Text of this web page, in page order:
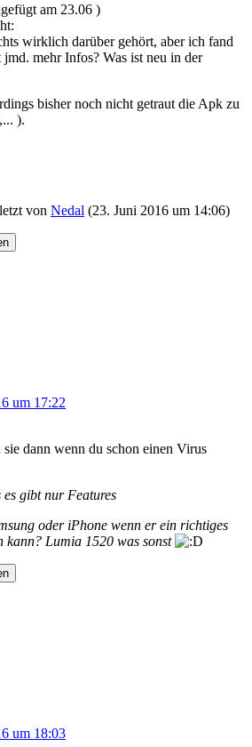
am 23.06 )
wirklich darüber gehört, aber ich fand
jmd. mehr Infos? Was ist neu in der
bisher noch nicht getraut die Apk zu
).
von Nedal (23. Juni 2016 um 14:06)
um 17:22
dann wenn du schon einen Virus
es gibt nur Features
oder iPhone wenn er ein richtiges
kann? Lumia 1520 was sonst
um 18:03